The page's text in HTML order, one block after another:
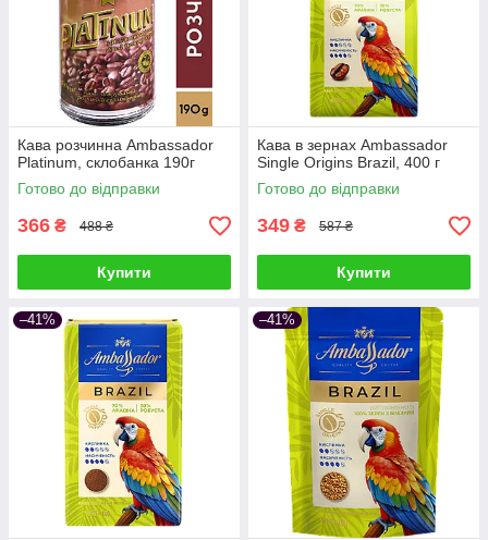
Кава розчинна Ambassador
Platinum, склобанка 190г
Готово до відправки
366 ₴ 488 ₴
Купити
Кава в зернах Ambassador
Single Origins Brazil, 400 г
Готово до відправки
349 ₴ 587 ₴
Купити
–41% –41%